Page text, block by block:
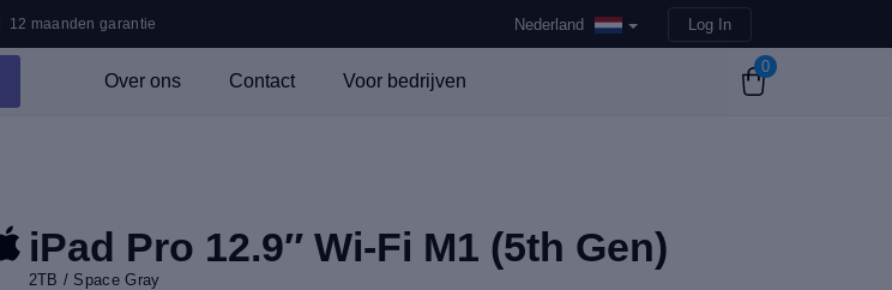
12 maanden garantie Nederland Log In
Over ons Contact Voor bedrijven
0
iPad Pro 12.9″ Wi-Fi M1 (5th Gen)
2TB / Space Gray